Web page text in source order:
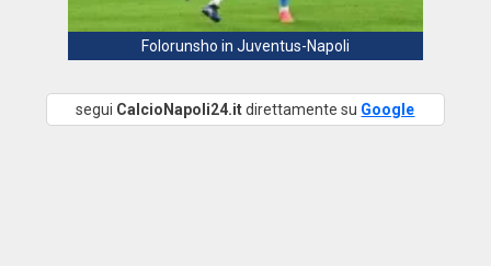
Folorunsho in Juventus-Napoli
segui CalcioNapoli24.itdirettamente su Google